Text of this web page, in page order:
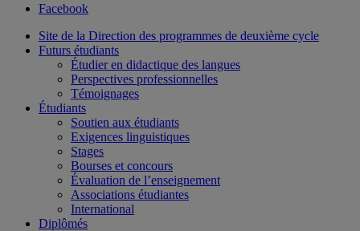
Facebook
Site de la Direction des programmes de deuxième cycle
Futurs étudiants
Étudier en didactique des langues
Perspectives professionnelles
Témoignages
Étudiants
Soutien aux étudiants
Exigences linguistiques
Stages
Bourses et concours
Évaluation de l’enseignement
Associations étudiantes
International
Diplômés